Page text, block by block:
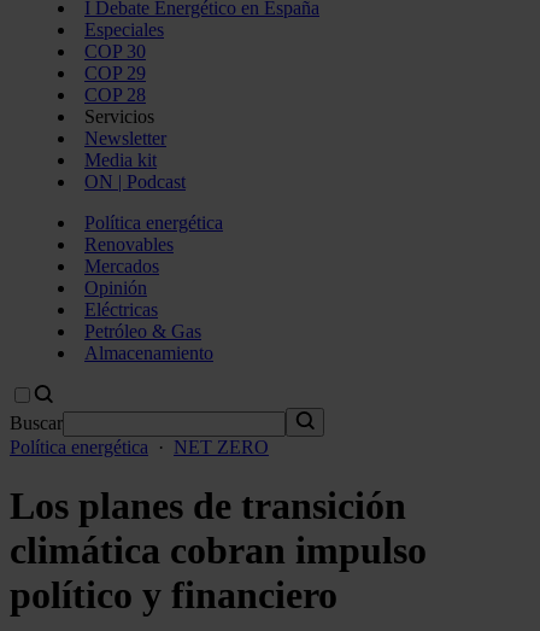
I Debate Energético en España
Especiales
COP 30
COP 29
COP 28
Servicios
Newsletter
Media kit
ON | Podcast
Política energética
Renovables
Mercados
Opinión
Eléctricas
Petróleo & Gas
Almacenamiento
Buscar
Política energética
· NET ZERO
Los planes de transición
climática cobran impulso
político y financiero